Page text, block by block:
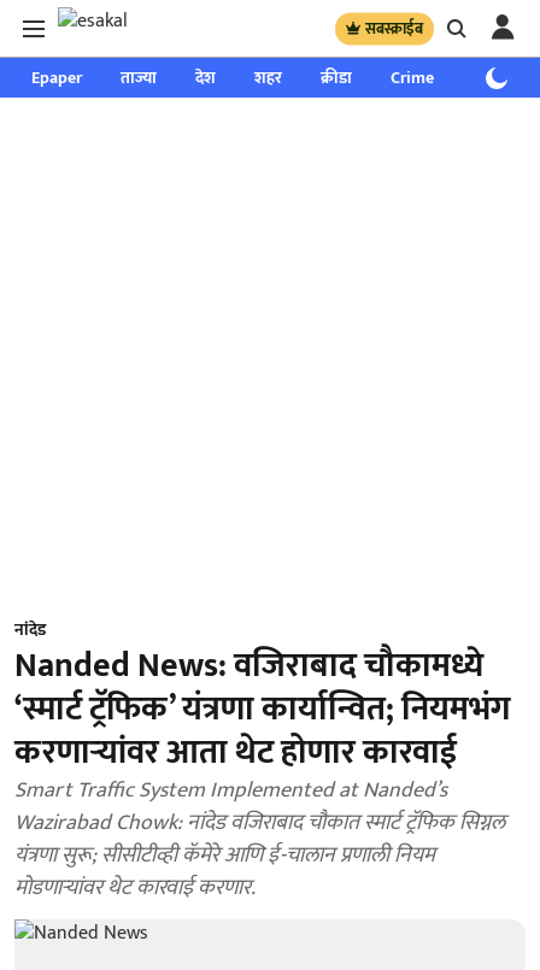
सबस्क्राईब
Epaper ताज्या देश शहर क्रीडा Crime साप्ताहिक
नांदेड
Nanded News: वजिराबाद चौकामध्ये
‘स्मार्ट ट्रॅफिक’ यंत्रणा कार्यान्वित; नियमभंग
करणाऱ्यांवर आता थेट होणार कारवाई
Smart Traffic System Implemented at Nanded’s
Wazirabad Chowk: नांदेड वजिराबाद चौकात स्मार्ट ट्रॅफिक सिग्नल
यंत्रणा सुरू; सीसीटीव्ही कॅमेरे आणि ई-चालान प्रणाली नियम
मोडणाऱ्यांवर थेट कारवाई करणार.